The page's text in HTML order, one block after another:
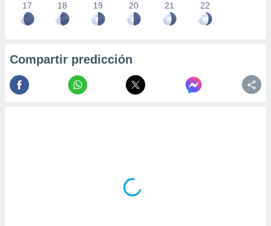
17 18 19 20 21 22
Compartir predicción